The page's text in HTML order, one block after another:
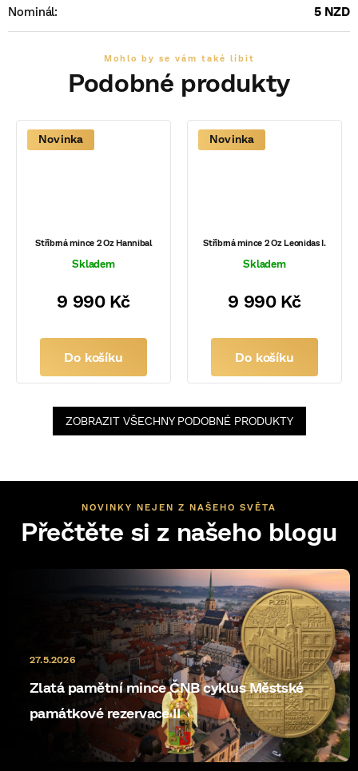
Nominál: 5 NZD
Novinka
Stříbrná mince 2 Oz Hannibal
Skladem
9 990 Kč
Do košíku
Novinka
Stříbrná mince 2 Oz Leonidas I.
Skladem
9 990 Kč
Do košíku
ZOBRAZIT VŠECHNY PODOBNÉ PRODUKTY
NOVINKY NEJEN Z NAŠEHO SVĚTA
Přečtěte si z našeho blogu
Zlatá pamětní mince ČNB cyklus Městské
památkové rezervace II
27.5.2026